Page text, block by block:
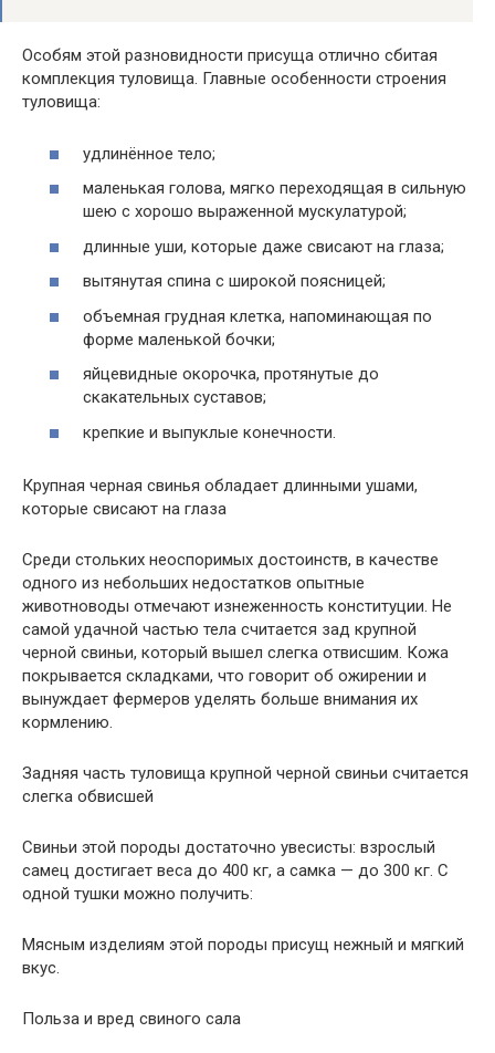
Особям этой разновидности присуща отлично сбитая
комплекция туловища. Главные особенности строения
туловища:
удлинённое тело;
маленькая голова, мягко переходящая в сильную
шею с хорошо выраженной мускулатурой;
длинные уши, которые даже свисают на глаза;
вытянутая спина с широкой поясницей;
объемная грудная клетка, напоминающая по
форме маленькой бочки;
яйцевидные окорочка, протянутые до
скакательных суставов;
крепкие и выпуклые конечности.
Крупная черная свинья обладает длинными ушами,
которые свисают на глаза
Среди стольких неоспоримых достоинств, в качестве
одного из небольших недостатков опытные
животноводы отмечают изнеженность конституции. Не
самой удачной частью тела считается зад крупной
черной свиньи, который вышел слегка отвисшим. Кожа
покрывается складками, что говорит об ожирении и
вынуждает фермеров уделять больше внимания их
кормлению.
Задняя часть туловища крупной черной свиньи считается
слегка обвисшей
Свиньи этой породы достаточно увесисты: взрослый
самец достигает веса до 400 кг, а самка — до 300 кг. С
одной тушки можно получить:
Мясным изделиям этой породы присущ нежный и мягкий
вкус.
Польза и вред свиного сала